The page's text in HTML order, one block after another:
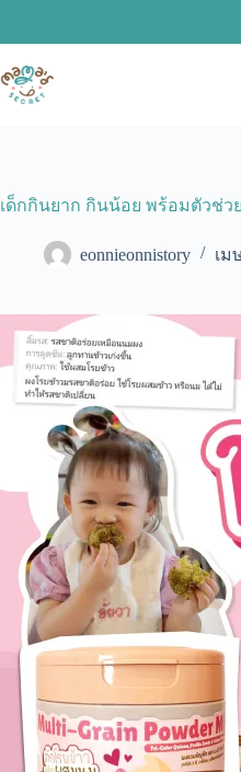
content
เด็กกินยาก กินน้อย พร้อมตัวช่
eonnieonnistory เม